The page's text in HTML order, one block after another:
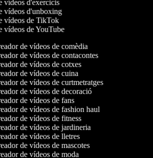
vídeos d'exercicis
vídeos d'unboxing
vídeos de TikTok
vídeos de YouTube
de vídeos de comèdia
de vídeos de contacontes
de vídeos de cotxes
de vídeos de cuina
de vídeos de curtmetratges
de vídeos de decoració
de vídeos de fans
de vídeos de fashion haul
de vídeos de fitness
de vídeos de jardineria
de vídeos de lletres
de vídeos de mascotes
de vídeos de moda